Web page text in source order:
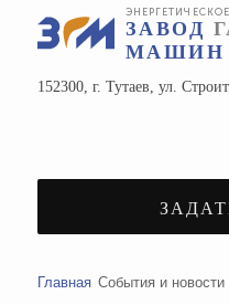
ЗАВОД
МАШИН
152300, г. Тутаев, ул.
Главная События и новости